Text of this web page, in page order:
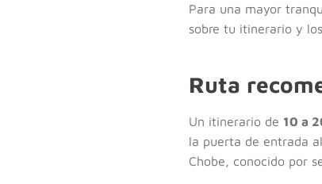
Para una mayor
sobre tu itinerario y
Ruta
Un itinerario de 10 a
la puerta de entrada
Chobe, conocido por